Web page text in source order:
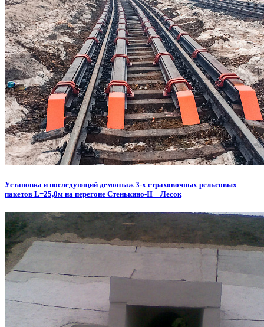
Установка и последующий демонтаж 3-х страховочных рельсовых
пакетов L=25,0м на перегоне Стенькино-II – Лесок